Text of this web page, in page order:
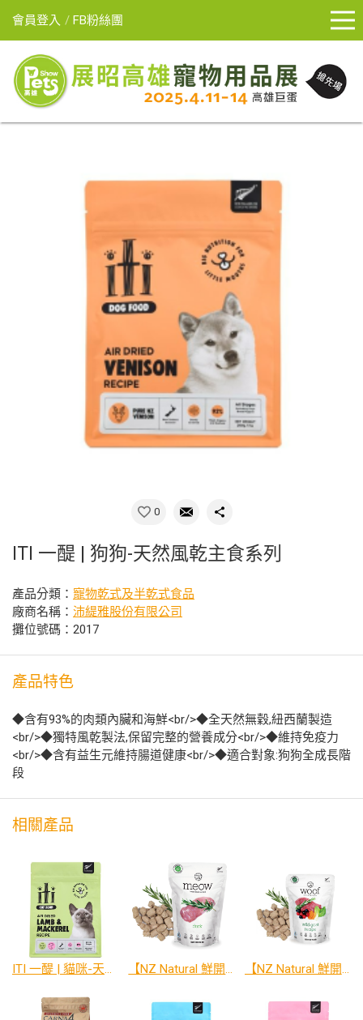
會員登入 FB粉絲團
0
ITI 一醍 | 狗狗-天然風乾主食系列
產品分類： 寵物乾式及半乾式食品
廠商名稱： 沛緹雅股份有限公司
攤位號碼：2017
產品特色
◆含有93%的肉類內臟和海鮮<br/>◆全天然無穀,紐西蘭製造
<br/>◆獨特風乾製法,保留完整的營養成分<br/>◆維持免疫力
<br/>◆含有益生元維持腸道健康<br/>◆適合對象:狗狗全成長階
段
相關產品
ITI 一醍 | 貓咪-天然風乾主食系列 【NZ Natural 鮮開凍】 meow-貓咪冷凍乾燥生食餐系列 【NZ Natural 鮮開凍】 woof-狗狗冷凍乾燥生食餐系列